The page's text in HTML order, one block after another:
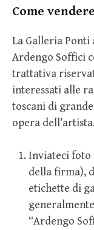
Come
La Galleria
Ardengo Soffici
trattativa
interessati alle
toscani di
opera dell’artista.
Inviateci foto
della firma),
etichette di
“Ardengo